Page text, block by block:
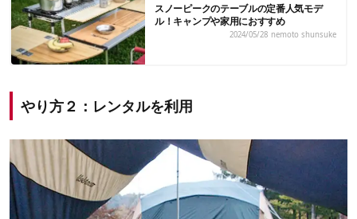
スノーピークのテーブルの定番人気モデ
ル！キャンプや家用におすすめ
2024/05/28 nemoto shunsuke
やり方２：レンタルを利用